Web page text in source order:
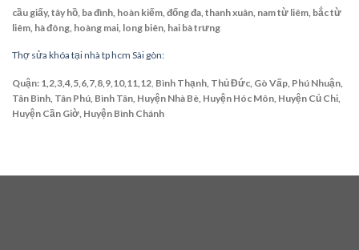
cầu giấy, tây hồ, ba đình, hoàn kiếm, đống đa, thanh xuân, nam từ liêm, bắc từ
liêm, hà đông, hoàng mai, long biên, hai bà trưng
Thợ sửa khóa tại nhà tp hcm Sài gòn:
Quận: 1,2,3,4,5,6,7,8,9,10,11,12 Bình Thạnh, Thủ Đức, Gò Vấp, Phú Nhuận,
Tân Bình, Tân Phú, Bình Tân, Huyện Nhà Bè, Huyện Hóc Môn, Huyện Củ Chi,
Huyện Cần Giờ, Huyện Bình Chánh